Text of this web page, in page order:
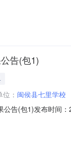
办公楼14层04室-
告(包1)
： 闽侯县七里学校
公告(包1)发布时间
区鼓东街道五四路